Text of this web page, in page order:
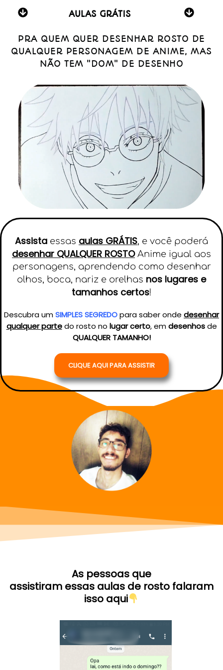
AULAS GRÁTIS
PRA QUEM QUER DESENHAR ROSTO DE
QUALQUER PERSONAGEM DE ANIME, MAS
NÃO TEM "DOM" DE DESENHO
Assista essas aulas GRÁTIS, e você poderá
desenhar QUALQUER ROSTOAnime igual aos
personagens, aprendendo como desenhar
olhos, boca, nariz e orelhas nos lugares e
tamanhos certos!
Descubra umSIMPLES SEGREDOpara saber onde desenhar
qualquer partedo rosto no lugar certo, emdesenhosde
QUALQUER TAMANHO!
CLIQUE AQUI PARA ASSISTIR
As pessoas que
assistiram essas aulas de rosto falaram
isso aqui